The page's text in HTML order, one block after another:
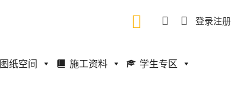
登录注册
图纸空间 施工资料 学生专区